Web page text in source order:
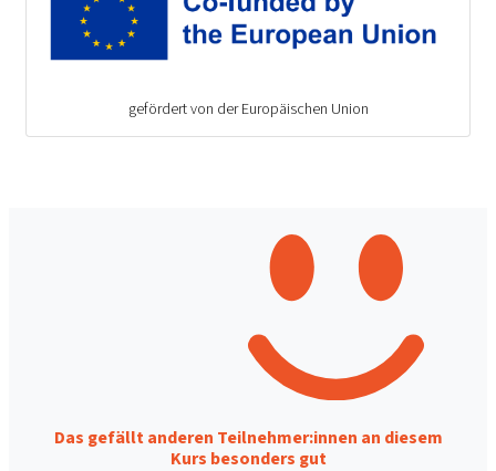
gefördert von der Europäischen Union
Das gefällt anderen Teilnehmer:innen an diesem
Kurs besonders gut